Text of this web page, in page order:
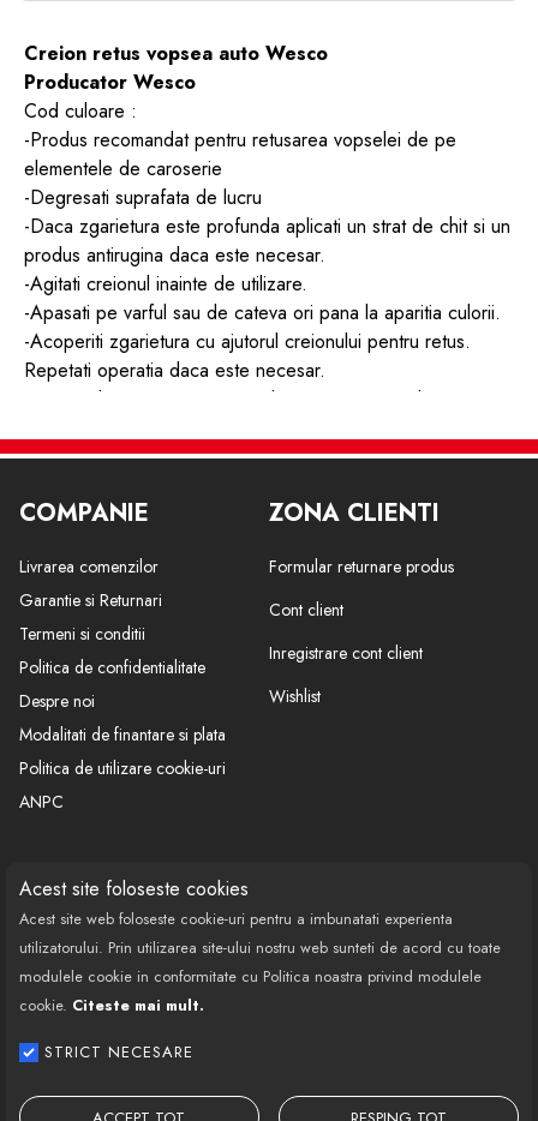
Acest site foloseste cookies
Acest site web foloseste cookie-uri pentru a imbunatati experienta
utilizatorului. Prin utilizarea site-ului nostru web sunteti de acord cu toate
modulele cookie in conformitate cu Politica noastra privind modulele
cookie. Citeste mai mult.
STRICT NECESARE
Creion retus vopsea auto Wesco
Producator Wesco
Cod culoare :
-Produs recomandat pentru retusarea vopselei de pe
elementele de caroserie
-Degresati suprafata de lucru
-Daca zgarietura este profunda aplicati un strat de chit si un
produs antirugina daca este necesar.
-Agitati creionul inainte de utilizare.
-Apasati pe varful sau de cateva ori pana la aparitia culorii.
-Acoperiti zgarietura cu ajutorul creionului pentru retus.
Repetati operatia daca este necesar.
-Dupa utilizare curatati creionul si punteti capacul pentru
COMPANIE
Livrarea comenzilor
Garantie si Returnari
Termeni si conditii
Politica de confidentialitate
Despre noi
Modalitati de finantare si plata
Politica de utilizare cookie-uri
ANPC
ZONA CLIENTI
Formular returnare produs
Cont client
Inregistrare cont client
Wishlist
CONTACT
Call Center: 0377 100 941
Program de lucru: Luni-Vineri
08:00 - 18:00
Email: contact@bestautovest.ro
SRL CUI: 32372789, Reg.Com.: